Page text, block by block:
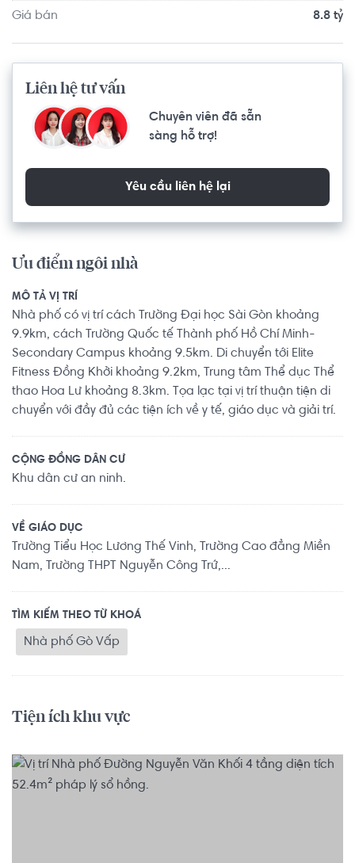
Giá bán 8.8 tỷ
Liên hệ tư vấn
Chuyên viên đã sẵn
sàng hỗ trợ!
Yêu cầu liên hệ lại
Ưu điểm ngôi nhà
MÔ TẢ VỊ TRÍ
Nhà phố có vị trí cách Trường Đại học Sài Gòn khoảng
9.9km, cách Trường Quốc tế Thành phố Hồ Chí Minh-
Secondary Campus khoảng 9.5km. Di chuyển tới Elite
Fitness Đồng Khởi khoảng 9.2km, Trung tâm Thể dục Thể
thao Hoa Lư khoảng 8.3km. Tọa lạc tại vị trí thuận tiện di
chuyển với đầy đủ các tiện ích về y tế, giáo dục và giải trí.
CỘNG ĐỒNG DÂN CƯ
Khu dân cư an ninh.
VỀ GIÁO DỤC
Trường Tiểu Học Lương Thế Vinh, Trường Cao đẳng Miền
Nam, Trường THPT Nguyễn Công Trứ,...
TÌM KIẾM THEO TỪ KHOÁ
Nhà phố Gò Vấp
Tiện ích khu vực